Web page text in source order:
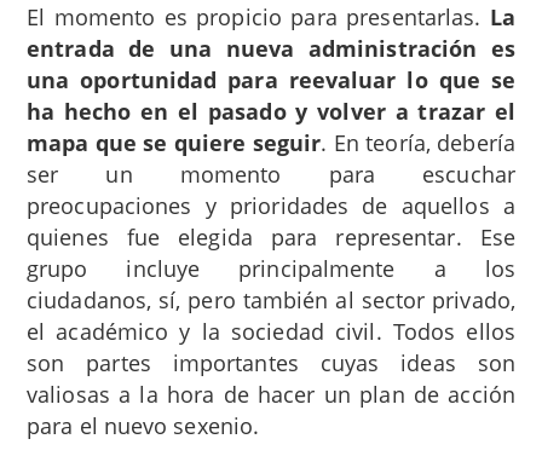
El momento es propicio para presentarlas. La
entrada de una nueva administración es
una oportunidad para reevaluar lo que se
ha hecho en el pasado y volver a trazar el
mapa que se quiere seguir. En teoría, debería
ser un momento para escuchar
preocupaciones y prioridades de aquellos a
quienes fue elegida para representar. Ese
grupo incluye principalmente a los
ciudadanos, sí, pero también al sector privado,
el académico y la sociedad civil. Todos ellos
son partes importantes cuyas ideas son
valiosas a la hora de hacer un plan de acción
para el nuevo sexenio.